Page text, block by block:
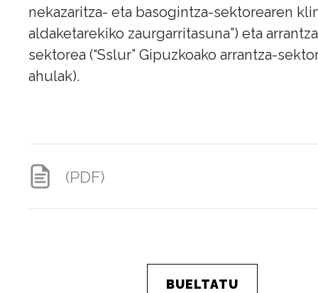
nekazaritza- eta basogintza-sektorearen
aldaketarekiko zaurgarritasuna”) eta
sektorea (“Sslur” Gipuzkoako arrantza-
ahulak).
(PDF)
BUELTATU